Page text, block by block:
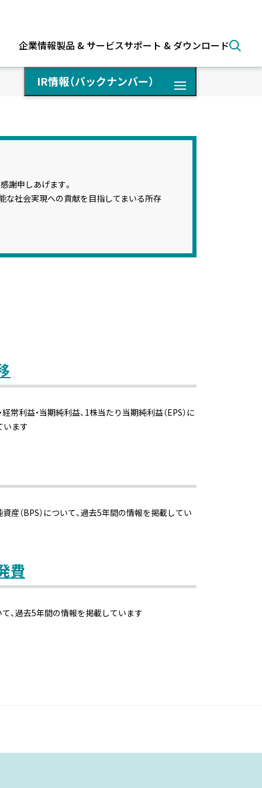
企業情報製品 & サービスサポート & ダウンロード
IR情報（バックナンバー）
信・決算説明資料
謝申しあげます。
な社会実現への貢献を目指してまいる所存
常利益・当期純利益、1株当たり当期純利益（EPS）に
います
産（BPS）について、過去5年間の情報を掲載してい
費
、過去5年間の情報を掲載しています